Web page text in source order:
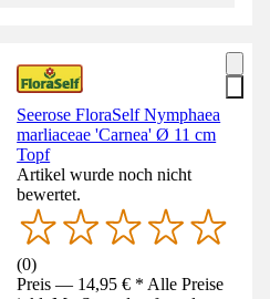
Seerose FloraSelf Nymphaea
marliaceae 'Carnea' Ø 11 cm
Topf
Artikel wurde noch nicht
bewertet.
(0)
Preis — 14,95 € * Alle Preise